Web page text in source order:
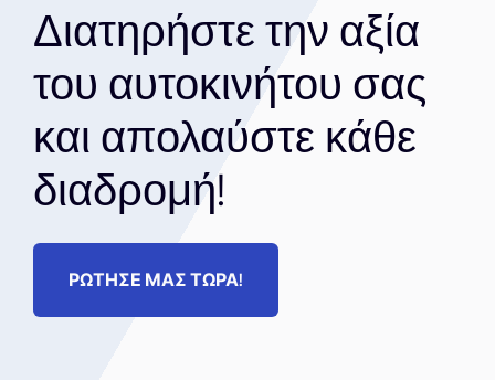
Διατηρήστε την αξία
του αυτοκινήτου σας
και απολαύστε κάθε
διαδρομή!
ΡΩΤΗΣΕ ΜΑΣ ΤΩΡΑ!